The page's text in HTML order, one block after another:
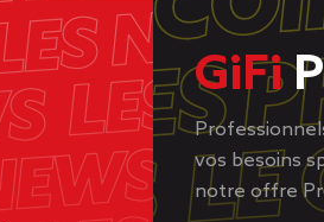
GiFi
vos besoins
notre offre